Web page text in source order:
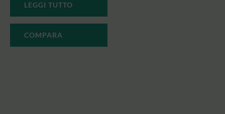
LEGGI TUTTO
COMPARA